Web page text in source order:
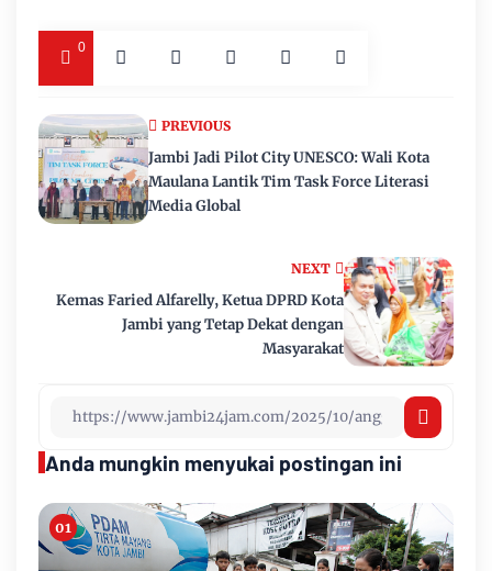
0
NEXT
Kemas Faried Alfarelly, Ketua DPRD Kota
Jambi yang Tetap Dekat dengan
Masyarakat
PREVIOUS
Jambi Jadi Pilot City UNESCO: Wali Kota
Maulana Lantik Tim Task Force Literasi
Media Global
Anda mungkin menyukai postingan ini